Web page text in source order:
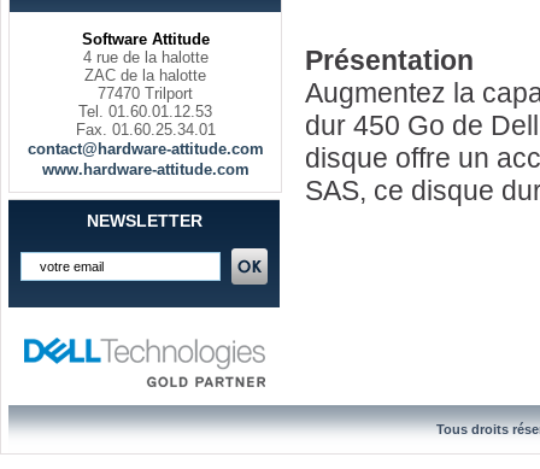
Software Attitude
4 rue de la halotte
ZAC de la halotte
77470 Trilport
Tel. 01.60.01.12.53
Fax. 01.60.25.34.01
contact@hardware-attitude.com
www.hardware-attitude.com
NEWSLETTER
Présentation
Augmentez la
dur 450 Go de
disque offre un
SAS, ce disque
Tous droits